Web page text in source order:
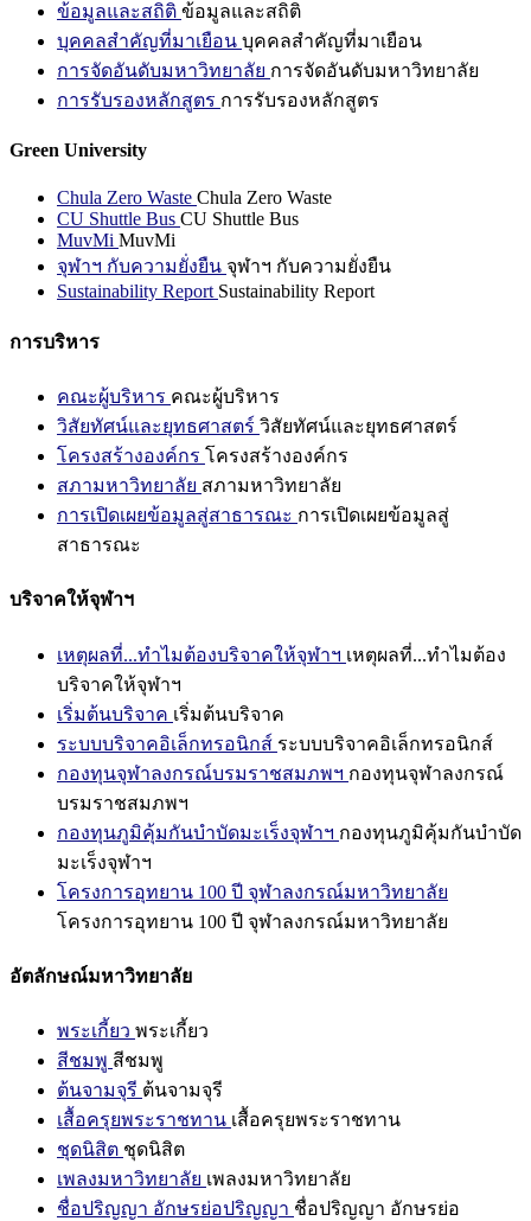
ข้อมูลและสถิติ ข้อมูลและสถิติ
บุคคลสำคัญที่มาเยือน บุคคลสำคัญที่มาเยือน
การจัดอันดับมหาวิทยาลัย การจัดอันดับมหาวิทยาลัย
การรับรองหลักสูตร การรับรองหลักสูตร
Green University
Chula Zero Waste Chula Zero Waste
CU Shuttle Bus CU Shuttle Bus
MuvMi MuvMi
จุฬาฯ กับความยั่งยืน จุฬาฯ กับความยั่งยืน
Sustainability Report Sustainability Report
การบริหาร
คณะผู้บริหาร คณะผู้บริหาร
วิสัยทัศน์และยุทธศาสตร์ วิสัยทัศน์และยุทธศาสตร์
โครงสร้างองค์กร โครงสร้างองค์กร
สภามหาวิทยาลัย สภามหาวิทยาลัย
การเปิดเผยข้อมูลสู่สาธารณะ การเปิดเผยข้อมูลสู่
สาธารณะ
บริจาคให้จุฬาฯ
เหตุผลที่...ทำไมต้องบริจาคให้จุฬาฯ เหตุผลที่...ทำไมต้อง
บริจาคให้จุฬาฯ
เริ่มต้นบริจาค เริ่มต้นบริจาค
ระบบบริจาคอิเล็กทรอนิกส์ ระบบบริจาคอิเล็กทรอนิกส์
กองทุนจุฬาลงกรณ์บรมราชสมภพฯ กองทุนจุฬาลงกรณ์
บรมราชสมภพฯ
กองทุนภูมิคุ้มกันบำบัดมะเร็งจุฬาฯ กองทุนภูมิคุ้มกันบำบัด
มะเร็งจุฬาฯ
โครงการอุทยาน 100 ปี จุฬาลงกรณ์มหาวิทยาลัย
โครงการอุทยาน 100 ปี จุฬาลงกรณ์มหาวิทยาลัย
อัตลักษณ์มหาวิทยาลัย
พระเกี้ยว พระเกี้ยว
สีชมพู สีชมพู
ต้นจามจุรี ต้นจามจุรี
เสื้อครุยพระราชทาน เสื้อครุยพระราชทาน
ชุดนิสิต ชุดนิสิต
เพลงมหาวิทยาลัย เพลงมหาวิทยาลัย
ชื่อปริญญา อักษรย่อปริญญา ชื่อปริญญา อักษรย่อ